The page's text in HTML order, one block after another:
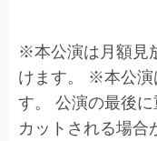
※本公演は月額見
けます。 ※本公演
す。 公演の最後
カットされる場合